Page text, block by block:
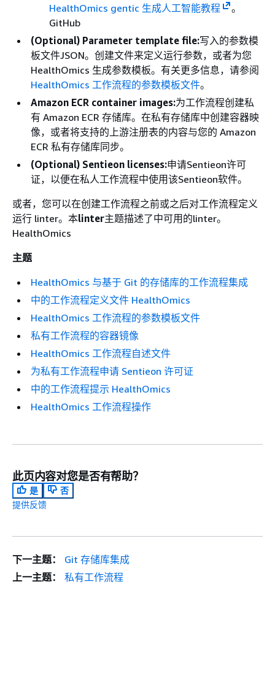
HealthOmics gentic 生成人工智能教程
。
GitHub
(Optional) Parameter template file:写入的参数模
板文件JSON。创建文件来定义运行参数，或者为您
HealthOmics 生成参数模板。有关更多信息，请参阅
HealthOmics 工作流程的参数模板文件。
Amazon ECR container images:为工作流程创建私
有 Amazon ECR 存储库。在私有存储库中创建容器映
像，或者将支持的上游注册表的内容与您的 Amazon
ECR 私有存储库同步。
(Optional) Sentieon licenses:申请Sentieon许可
证，以便在私人工作流程中使用该Sentieon软件。
或者，您可以在创建工作流程之前或之后对工作流程定义
运行 linter。本linter主题描述了中可用的linter。
HealthOmics
主题
HealthOmics 与基于 Git 的存储库的工作流程集成
中的工作流程定义文件 HealthOmics
HealthOmics 工作流程的参数模板文件
私有工作流程的容器镜像
HealthOmics 工作流程自述文件
为私有工作流程申请 Sentieon 许可证
中的工作流程提示 HealthOmics
HealthOmics 工作流程操作
此页内容对您是否有帮助？
是
否
提供反馈
下一主题：
Git 存储库集成
上一主题：
私有工作流程